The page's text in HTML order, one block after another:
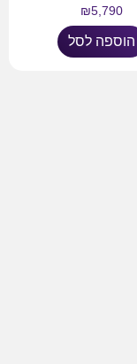
₪5,790
הוספה לסל